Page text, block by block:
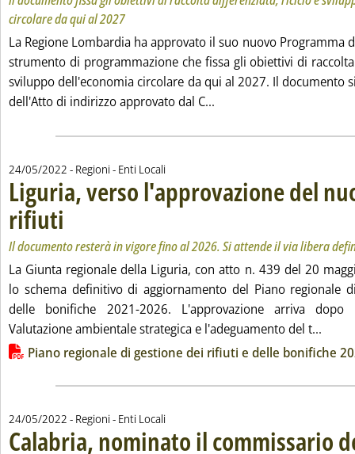
circolare da qui al 2027
La Regione Lombardia ha approvato il suo nuovo Programma
strumento di programmazione che fissa gli obiettivi di
sviluppo dell'economia circolare da qui al 2027. Il documento
dell'Atto di indirizzo approvato dal C...
24/05/2022 - Regioni - Enti Locali
Liguria, verso l'approvazione del
rifiuti . Sottotitolo: Il documento resterà in vigore fino al 2026. Si attende il via
. Pubblicata martedì 24 maggio 2022 alle 16.48.
Il documento resterà in vigore fino al 2026. Si attende il via libera
La Giunta regionale della Liguria, con atto n. 439 del 20
lo schema definitivo di aggiornamento del Piano regionale
delle bonifiche 2021-2026. L'approvazione arriva
Valutazione ambientale strategica e l'adeguamento del t...
Lista allegati PDF alla notizia
Piano regionale di gestione dei rifiuti e delle bonifiche
24/05/2022 - Regioni - Enti Locali
Calabria, nominato il commissario